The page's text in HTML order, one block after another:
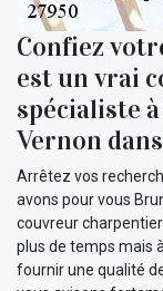
Confiez
est un vrai
spécialiste
Vernon
Arrêtez vos
avons pour vous
couvreur
plus de temps mais
fournir une qualité